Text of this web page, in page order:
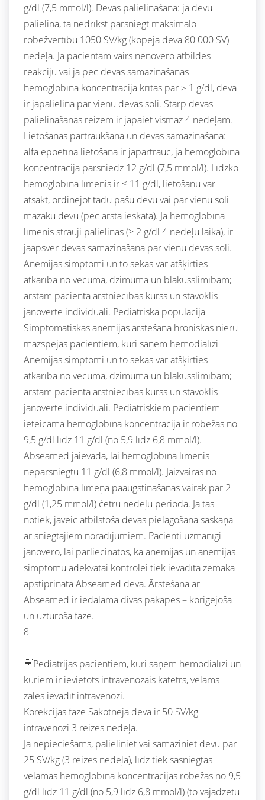
g/dl (7,5 mmol/l). Devas palielināšana: ja devu
palielina, tā nedrīkst pārsniegt maksimālo
robežvērtību 1050 SV/kg (kopējā deva 80 000 SV)
nedēļā. Ja pacientam vairs nenovēro atbildes
reakciju vai ja pēc devas samazināšanas
hemoglobīna koncentrācija krītas par ≥ 1 g/dl, deva
ir jāpalielina par vienu devas soli. Starp devas
palielināšanas reizēm ir jāpaiet vismaz 4 nedēļām.
Lietošanas pārtraukšana un devas samazināšana:
alfa epoetīna lietošana ir jāpārtrauc, ja hemoglobīna
koncentrācija pārsniedz 12 g/dl (7,5 mmol/l). Līdzko
hemoglobīna līmenis ir < 11 g/dl, lietošanu var
atsākt, ordinējot tādu pašu devu vai par vienu soli
mazāku devu (pēc ārsta ieskata). Ja hemoglobīna
līmenis strauji palielinās (> 2 g/dl 4 nedēļu laikā), ir
jāapsver devas samazināšana par vienu devas soli.
Anēmijas simptomi un to sekas var atšķirties
atkarībā no vecuma, dzimuma un blakusslimībām;
ārstam pacienta ārstniecības kurss un stāvoklis
jānovērtē individuāli. Pediatriskā populācija
Simptomātiskas anēmijas ārstēšana hroniskas nieru
mazspējas pacientiem, kuri saņem hemodialīzi
Anēmijas simptomi un to sekas var atšķirties
atkarībā no vecuma, dzimuma un blakusslimībām;
ārstam pacienta ārstniecības kurss un stāvoklis
jānovērtē individuāli. Pediatriskiem pacientiem
ieteicamā hemoglobīna koncentrācija ir robežās no
9,5 g/dl līdz 11 g/dl (no 5,9 līdz 6,8 mmol/l).
Abseamed jāievada, lai hemoglobīna līmenis
nepārsniegtu 11 g/dl (6,8 mmol/l). Jāizvairās no
hemoglobīna līmeņa paaugstināšanās vairāk par 2
g/dl (1,25 mmol/l) četru nedēļu periodā. Ja tas
notiek, jāveic atbilstoša devas pielāgošana saskaņā
ar sniegtajiem norādījumiem. Pacienti uzmanīgi
jānovēro, lai pārliecinātos, ka anēmijas un anēmijas
simptomu adekvātai kontrolei tiek ievadīta zemākā
apstiprinātā Abseamed deva. Ārstēšana ar
Abseamed ir iedalāma divās pakāpēs – koriģējošā
un uzturošā fāzē.
8
Pediatrijas pacientiem, kuri saņem hemodialīzi un
kuriem ir ievietots intravenozais katetrs, vēlams
zāles ievadīt intravenozi.
Korekcijas fāze Sākotnējā deva ir 50 SV/kg
intravenozi 3 reizes nedēļā.
Ja nepieciešams, palieliniet vai samaziniet devu par
25 SV/kg (3 reizes nedēļā), līdz tiek sasniegtas
vēlamās hemoglobīna koncentrācijas robežas no 9,5
g/dl līdz 11 g/dl (no 5,9 līdz 6,8 mmol/l) (to vajadzētu